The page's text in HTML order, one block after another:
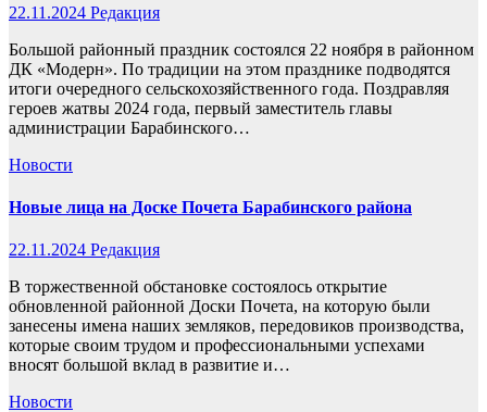
22.11.2024 Редакция
Большой районный праздник состоялся 22 ноября в районном
ДК «Модерн». По традиции на этом празднике подводятся
итоги очередного сельскохозяйственного года. Поздравляя
героев жатвы 2024 года, первый заместитель главы
администрации Барабинского…
Новости
Новые лица на Доске Почета Барабинского района
22.11.2024 Редакция
В торжественной обстановке состоялось открытие
обновленной районной Доски Почета, на которую были
занесены имена наших земляков, передовиков производства,
которые своим трудом и профессиональными успехами
вносят большой вклад в развитие и…
Новости